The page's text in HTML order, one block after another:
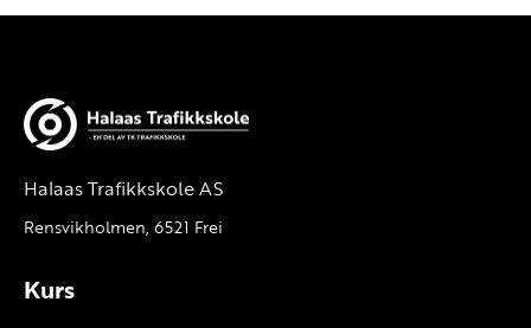
Halaas Trafikkskole AS
Rensvikholmen, 6521 Frei
Kurs